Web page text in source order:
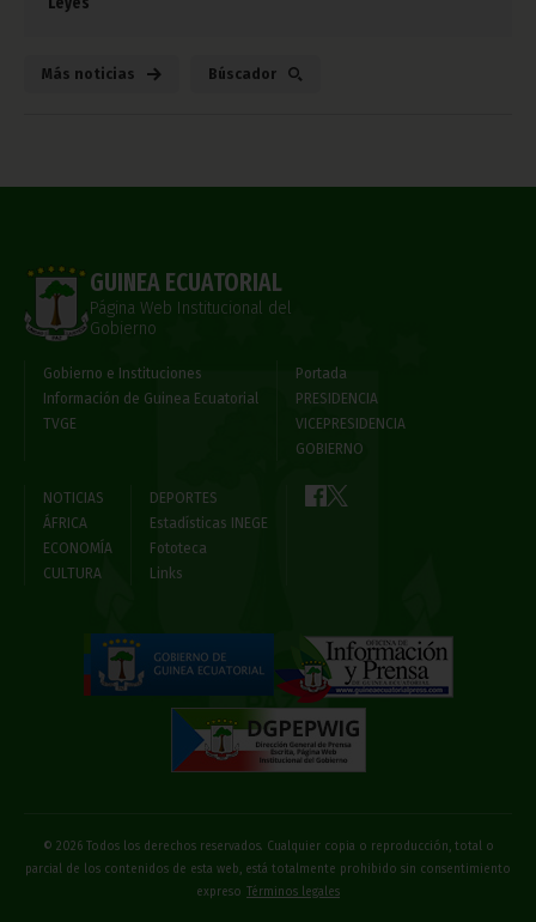
Más noticias Búscador
GUINEA ECUATORIAL
Página Web Institucional del
Gobierno
Gobierno e Instituciones
Información de Guinea Ecuatorial
TVGE
Portada
PRESIDENCIA
VICEPRESIDENCIA
GOBIERNO
NOTICIAS
ÁFRICA
ECONOMÍA
CULTURA
DEPORTES
Estadísticas INEGE
Fototeca
Links
© 2026 Todos los derechos reservados. Cualquier copia o reproducción, total o
parcial de los contenidos de esta web, está totalmente prohibido sin consentimiento
expreso Términos legales